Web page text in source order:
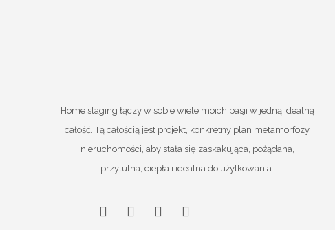
Home staging łączy w sobie wiele moich pasji w jedną idealną
całość. Tą całością jest projekt, konkretny plan metamorfozy
nieruchomości, aby stała się zaskakująca, pożądana,
przytulna, ciepła i idealna do użytkowania.